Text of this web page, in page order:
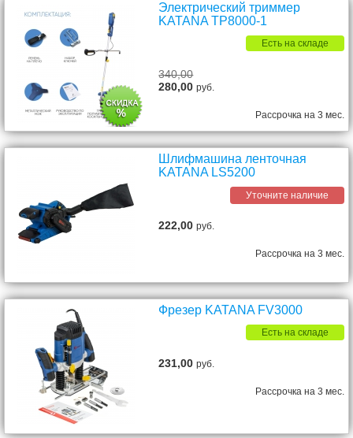
Электрический триммер
KATANA TP8000-1
Есть на складе
340,00
280,00руб.
Рассрочка на 3 мес.
Шлифмашина ленточная
KATANA LS5200
Уточните наличие
222,00руб.
Рассрочка на 3 мес.
Фрезер KATANA FV3000
Есть на складе
231,00руб.
Рассрочка на 3 мес.